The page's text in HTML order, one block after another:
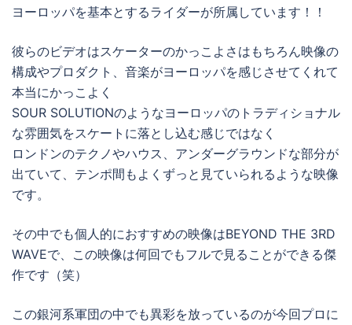
ヨーロッパを基本とするライダーが所属しています！！
彼らのビデオはスケーターのかっこよさはもちろん映像の
構成やプロダクト、音楽がヨーロッパを感じさせてくれて
本当にかっこよく
SOUR SOLUTIONのようなヨーロッパのトラディショナル
な雰囲気をスケートに落とし込む感じではなく
ロンドンのテクノやハウス、アンダーグラウンドな部分が
出ていて、テンポ間もよくずっと見ていられるような映像
です。
その中でも個人的におすすめの映像はBEYOND THE 3RD
WAVEで、この映像は何回でもフルで見ることができる傑
作です（笑）
この銀河系軍団の中でも異彩を放っているのが今回プロに